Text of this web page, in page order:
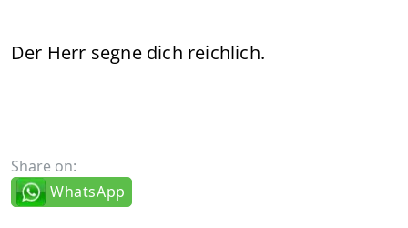
Der Herr segne dich reichlich.
Share on:
WhatsApp